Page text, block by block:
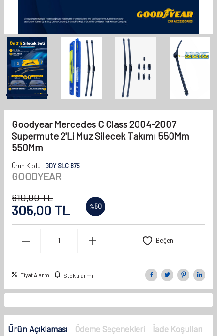
Goodyear Mercedes C Class 2004-2007
Supermute 2'Li Muz Silecek Takımı 550Mm
550Mm
Ürün Kodu : GDY SLC 875
GOODYEAR
610,00TL
305,00 TL %50
Beğen
Fiyat Alarmı Stok alarmı
Ürün Açıklaması Ödeme Seçenekleri İade Koşulları